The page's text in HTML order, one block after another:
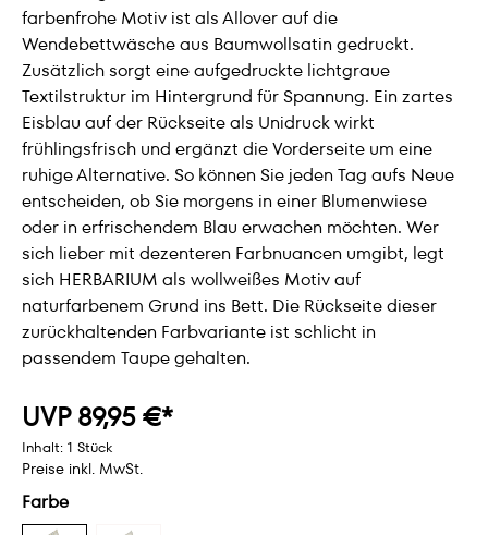
farbenfrohe Motiv ist als Allover auf die
Wendebettwäsche aus Baumwollsatin gedruckt.
Zusätzlich sorgt eine aufgedruckte lichtgraue
Textilstruktur im Hintergrund für Spannung. Ein zartes
Eisblau auf der Rückseite als Unidruck wirkt
frühlingsfrisch und ergänzt die Vorderseite um eine
ruhige Alternative. So können Sie jeden Tag aufs Neue
entscheiden, ob Sie morgens in einer Blumenwiese
oder in erfrischendem Blau erwachen möchten. Wer
sich lieber mit dezenteren Farbnuancen umgibt, legt
sich HERBARIUM als wollweißes Motiv auf
naturfarbenem Grund ins Bett. Die Rückseite dieser
zurückhaltenden Farbvariante ist schlicht in
passendem Taupe gehalten.
UVP 89,95 €*
Inhalt: 1 Stück
Preise inkl. MwSt.
Farbe